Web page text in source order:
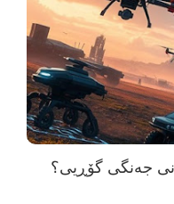
جەنگی گۆڕیی؟